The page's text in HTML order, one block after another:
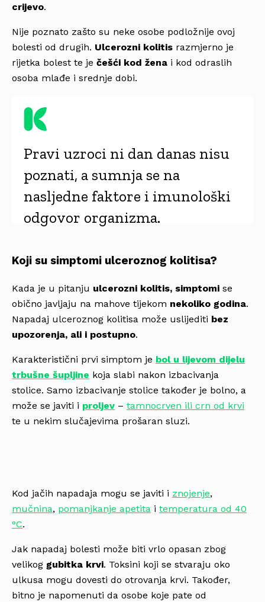
crijevo.
Nije poznato zašto su neke osobe podložnije ovoj
bolesti od drugih. Ulcerozni kolitis razmjerno je
rijetka bolest te je češći kod žena i kod odraslih
osoba mlađe i srednje dobi.
Pravi uzroci ni dan danas nisu
poznati, a sumnja se na
nasljedne faktore i imunološki
odgovor organizma.
Koji su simptomi ulceroznog kolitisa?
Kada je u pitanju ulcerozni kolitis, simptomi se
obično javljaju na mahove tijekom nekoliko godina.
Napadaj ulceroznog kolitisa može uslijediti bez
upozorenja, ali i postupno.
Karakteristični prvi simptom je bol u lijevom dijelu
trbušne šupljine koja slabi nakon izbacivanja
stolice. Samo izbacivanje stolice također je bolno, a
može se javiti i proljev – tamnocrven ili crn od krvi
te u nekim slučajevima prošaran sluzi.
Kod jačih napadaja mogu se javiti i znojenje,
mučnina, pomanjkanje apetita i temperatura od 40
°C.
Jak napadaj bolesti može biti vrlo opasan zbog
velikog gubitka krvi. Toksini koji se stvaraju oko
ulkusa mogu dovesti do otrovanja krvi. Također,
bitno je napomenuti da osobe koje pate od